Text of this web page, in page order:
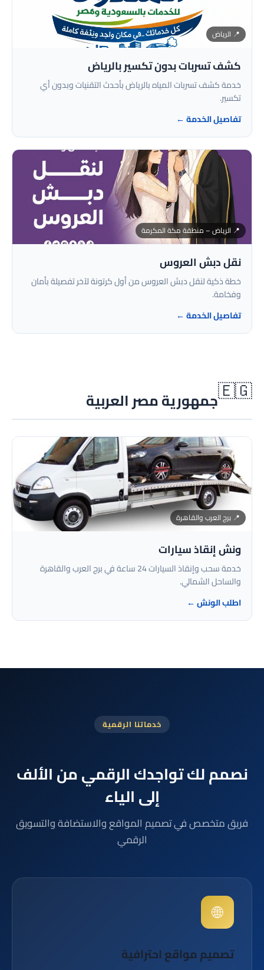
📍 الرياض
كشف تسربات بدون تكسير بالرياض
خدمة كشف تسربات المياه بالرياض بأحدث التقنيات وبدون أي
تكسير.
تفاصيل الخدمة ←
📍 الرياض – منطقة مكة المكرمة
نقل دبش العروس
خطة ذكية لنقل دبش العروس من أول كرتونة لآخر تفصيلة بأمان
وفخامة.
تفاصيل الخدمة ←
🇪🇬جمهورية مصر العربية
📍 برج العرب والقاهرة
ونش إنقاذ سيارات
خدمة سحب وإنقاذ السيارات 24 ساعة في برج العرب والقاهرة
والساحل الشمالي.
اطلب الونش ←
خدماتنا الرقمية
نصمم لك تواجدك الرقمي من الألف
إلى الياء
فريق متخصص في تصميم المواقع والاستضافة والتسويق
الرقمي
🌐
تصميم مواقع احترافية